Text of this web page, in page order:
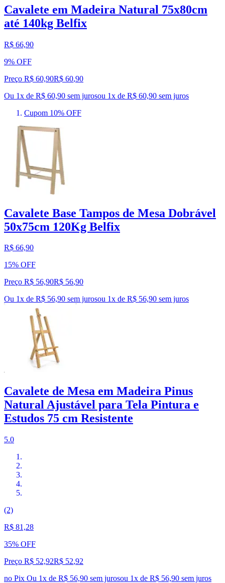
Cavalete em Madeira Natural 75x80cm
até 140kg Belfix
R$ 66,90
9% OFF
Preço R$ 60,90R$ 60,90
Ou 1x de R$ 60,90 sem jurosou 1x de R$ 60,90 sem juros
Cupom 10% OFF
Cavalete Base Tampos de Mesa Dobrável
50x75cm 120Kg Belfix
R$ 66,90
15% OFF
Preço R$ 56,90R$ 56,90
Ou 1x de R$ 56,90 sem jurosou 1x de R$ 56,90 sem juros
Cavalete de Mesa em Madeira Pinus
Natural Ajustável para Tela Pintura e
Estudos 75 cm Resistente
5.0
(2)
R$ 81,28
35% OFF
Preço R$ 52,92R$ 52,92
no Pix Ou 1x de R$ 56,90 sem jurosou 1x de R$ 56,90 sem juros